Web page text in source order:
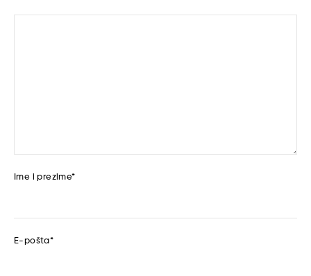
Ime i prezime*
E-pošta*